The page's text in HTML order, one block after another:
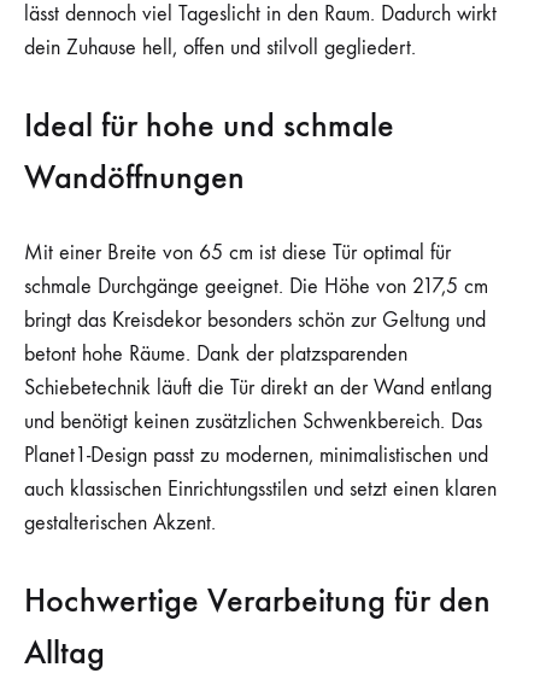
lässt dennoch viel Tageslicht in den Raum. Dadurch wirkt
dein Zuhause hell, offen und stilvoll gegliedert.
Ideal für hohe und schmale
Wandöffnungen
Mit einer Breite von 65 cm ist diese Tür optimal für
schmale Durchgänge geeignet. Die Höhe von 217,5 cm
bringt das Kreisdekor besonders schön zur Geltung und
betont hohe Räume. Dank der platzsparenden
Schiebetechnik läuft die Tür direkt an der Wand entlang
und benötigt keinen zusätzlichen Schwenkbereich. Das
Planet1-Design passt zu modernen, minimalistischen und
auch klassischen Einrichtungsstilen und setzt einen klaren
gestalterischen Akzent.
Hochwertige Verarbeitung für den
Alltag